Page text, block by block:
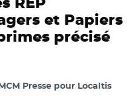
REP
et Papiers
précisé
Presse pour Localtis